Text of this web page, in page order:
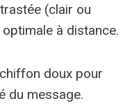
(clair ou
à distance.
doux pour
du message.